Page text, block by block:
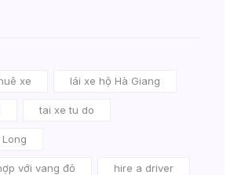
xe lái xe hộ Hà Giang
tai xe tu do
với vang đỏ hire a driver